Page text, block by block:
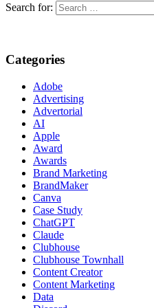
Search for:
Categories
Adobe
Advertising
Advertorial
AI
Apple
Award
Awards
Brand Marketing
BrandMaker
Canva
Case Study
ChatGPT
Claude
Clubhouse
Clubhouse Townhall
Content Creator
Content Marketing
Data